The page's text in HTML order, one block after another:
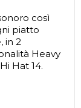
così
piatto
in 2
Heavy
Hat 14.